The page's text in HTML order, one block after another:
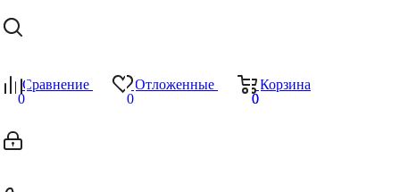
Сравнение
0
Отложенные
0
Корзина
0
0